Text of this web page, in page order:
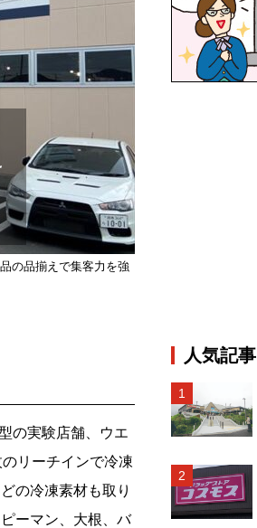
の品揃えで集客力を強
の実験店舗、ウエ
リーチインで冷凍
の冷凍素材も取り
ーマン、大根、バ
人気記事